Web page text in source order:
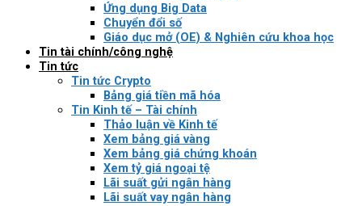
Ứng dụng Big Data
Chuyển đổi số
Giáo dục mở (OE) & Nghiên cứu khoa học
Tin tài chính/công nghệ
Tin tức
Tin tức Crypto
Bảng giá tiền mã hóa
Tin Kinh tế – Tài chính
Thảo luận về Kinh tế
Xem bảng giá vàng
Xem bảng giá chứng khoán
Xem tỷ giá ngoại tệ
Lãi suất gửi ngân hàng
Lãi suất vay ngân hàng